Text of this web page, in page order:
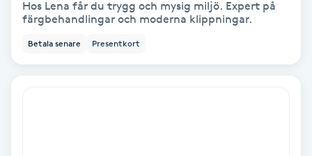
Kinesisk medicin
Kiropraktik
Hos Lena får du trygg och mysig miljö. Expert på
färgbehandlingar och moderna klippningar.
Betala senare Presentkort